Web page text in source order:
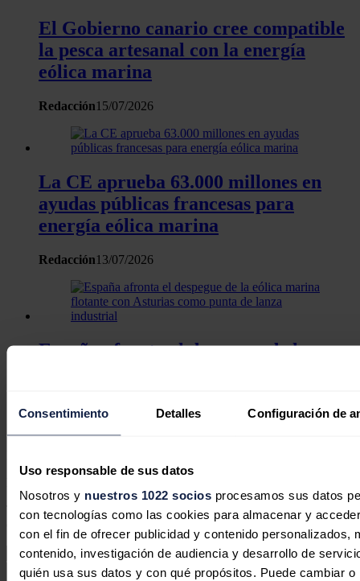
Consentimiento Detalles Configuración de
Uso responsable de sus datos
Nosotros y nuestros 1022 sociosprocesamos sus datos
con tecnologías como las cookies para almacenar y
con el fin de ofrecer publicidad y contenido personalizados,
contenido, investigación de audiencia y desarrollo de
quién usa sus datos y con qué propósitos. Puede cambiar
El Gobierno canario cree compatible
la pesca artesanal con la energía
eólica marina
Redacción15/07/2026
La CE aprueba 63.000 millones en
ayudas públicas francesas para
energía eólica marina
Redacción13/07/2026
España afronta el despegue de la
Tu dirección de correo electrónico no será publicada. Todos los
campos son obligatorios